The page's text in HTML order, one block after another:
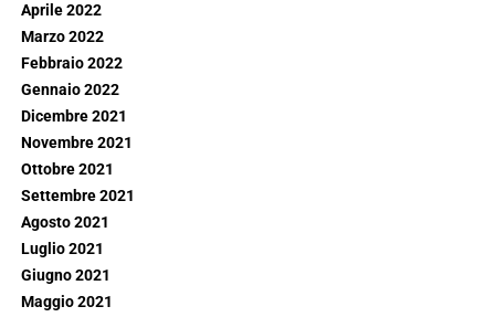
Aprile 2022
Marzo 2022
Febbraio 2022
Gennaio 2022
Dicembre 2021
Novembre 2021
Ottobre 2021
Settembre 2021
Agosto 2021
Luglio 2021
Giugno 2021
Maggio 2021